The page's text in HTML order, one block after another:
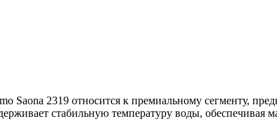
Saona 2319 относится к премиальному сегменту,
стабильную температуру воды, обеспечивая